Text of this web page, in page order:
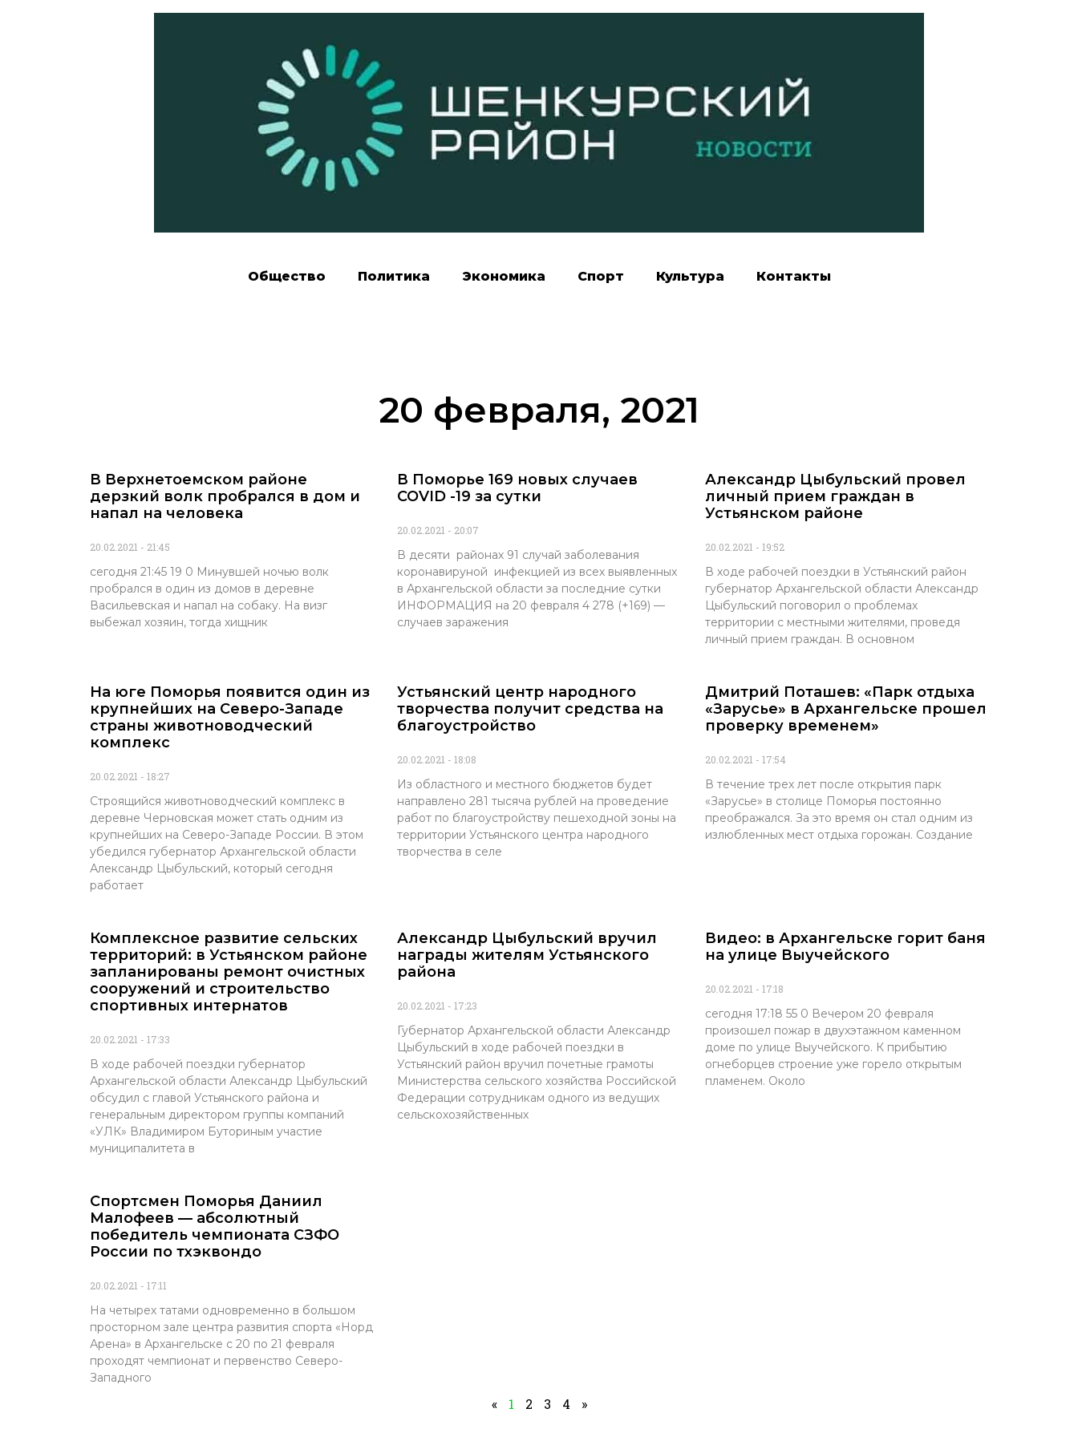
Общество Политика Экономика Спорт Культура Контакты
20 февраля, 2021
В Верхнетоемском районе
дерзкий волк пробрался в дом и
напал на человека
20.02.2021 21:45
сегодня 21:45 19 0 Минувшей ночью волк
пробрался в один из домов в деревне
Васильевская и напал на собаку. На визг
выбежал хозяин, тогда хищник
В Поморье 169 новых случаев
COVID -19 за сутки
20.02.2021 20:07
В десяти районах 91 случай заболевания
коронавируной инфекцией из всех выявленных
в Архангельской области за последние сутки
ИНФОРМАЦИЯ на 20 февраля 4 278 (+169) —
случаев заражения
Александр Цыбульский провел
личный прием граждан в
Устьянском районе
20.02.2021 19:52
В ходе рабочей поездки в Устьянский район
губернатор Архангельской области Александр
Цыбульский поговорил о проблемах
территории с местными жителями, проведя
личный прием граждан. В основном
На юге Поморья появится один из
крупнейших на Северо-Западе
страны животноводческий
комплекс
20.02.2021 18:27
Строящийся животноводческий комплекс в
деревне Черновская может стать одним из
крупнейших на Северо-Западе России. В этом
убедился губернатор Архангельской области
Александр Цыбульский, который сегодня
работает
Устьянский центр народного
творчества получит средства на
благоустройство
20.02.2021 18:08
Из областного и местного бюджетов будет
направлено 281 тысяча рублей на проведение
работ по благоустройству пешеходной зоны на
территории Устьянского центра народного
творчества в селе
Дмитрий Поташев: «Парк отдыха
«Зарусье» в Архангельске прошел
проверку временем»
20.02.2021 17:54
В течение трех лет после открытия парк
«Зарусье» в столице Поморья постоянно
преображался. За это время он стал одним из
излюбленных мест отдыха горожан. Создание
Комплексное развитие сельских
территорий: в Устьянском районе
запланированы ремонт очистных
сооружений и строительство
спортивных интернатов
20.02.2021 17:33
В ходе рабочей поездки губернатор
Архангельской области Александр Цыбульский
обсудил с главой Устьянского района и
генеральным директором группы компаний
«УЛК» Владимиром Буториным участие
муниципалитета в
Александр Цыбульский вручил
награды жителям Устьянского
района
20.02.2021 17:23
Губернатор Архангельской области Александр
Цыбульский в ходе рабочей поездки в
Устьянский район вручил почетные грамоты
Министерства сельского хозяйства Российской
Федерации сотрудникам одного из ведущих
сельскохозяйственных
Видео: в Архангельске горит баня
на улице Выучейского
20.02.2021 17:18
сегодня 17:18 55 0 Вечером 20 февраля
произошел пожар в двухэтажном каменном
доме по улице Выучейского. К прибытию
огнеборцев строение уже горело открытым
пламенем. Около
Спортсмен Поморья Даниил
Малофеев — абсолютный
победитель чемпионата СЗФО
России по тхэквондо
20.02.2021 17:11
На четырех татами одновременно в большом
просторном зале центра развития спорта «Норд
Арена» в Архангельске с 20 по 21 февраля
проходят чемпионат и первенство Северо-
Западного
« 1 2 3 4 »